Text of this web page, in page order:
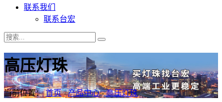
联系我们
联系台宏
高压灯珠
当前位置：首页-产品中心-高压灯珠